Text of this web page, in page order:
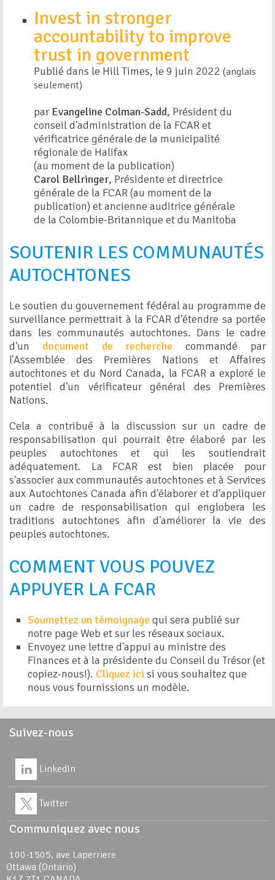
Invest in stronger
accountability to improve
trust in government
Publié dans le Hill Times, le 9 juin 2022 (anglais
seulement)
par Evangeline Colman-Sadd, Président du
conseil d'administration de la FCAR et
vérificatrice générale de la municipalité
régionale de Halifax
(au moment de la publication)
Carol Bellringer, Présidente et directrice
générale de la FCAR (au moment de la
publication) et ancienne auditrice générale
de la Colombie-Britannique et du Manitoba
SOUTENIR LES COMMUNAUTÉS
AUTOCHTONES
Le soutien du gouvernement fédéral au programme de
surveillance permettrait à la FCAR d'étendre sa portée
dans les communautés autochtones. Dans le cadre
d'un document de recherche commandé par
l'Assemblée des Premières Nations et Affaires
autochtones et du Nord Canada, la FCAR a exploré le
potentiel d'un vérificateur général des Premières
Nations.
Cela a contribué à la discussion sur un cadre de
responsabilisation qui pourrait être élaboré par les
peuples autochtones et qui les soutiendrait
adéquatement. La FCAR est bien placée pour
s'associer aux communautés autochtones et à Services
aux Autochtones Canada afin d'élaborer et d'appliquer
un cadre de responsabilisation qui englobera les
traditions autochtones afin d'améliorer la vie des
peuples autochtones.
COMMENT VOUS POUVEZ
APPUYER LA FCAR
Soumettez un témoignage qui sera publié sur
notre page Web et sur les réseaux sociaux.
Envoyez une lettre d'appui au ministre des
Finances et à la présidente du Conseil du Trésor (et
copiez-nous!). Cliquez ici si vous souhaitez que
nous vous fournissions un modèle.
Suivez-nous
LinkedIn
Twitter
Communiquez avec nous
100-1505, ave Laperriere
Ottawa (Ontario)